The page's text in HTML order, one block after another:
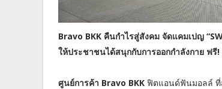
Bravo BKK คืนกำไรสู่สังคม จัดแคมเปญ
ให้ประชาชนได้สนุกกับการออกกำลังกาย ฟรี
ศูนย์การค้า Bravo BKK ฟิตแอนด์ฟันมอลล์ ที่